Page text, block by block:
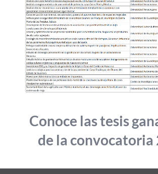
Conoce las tesis
de la convocatoria